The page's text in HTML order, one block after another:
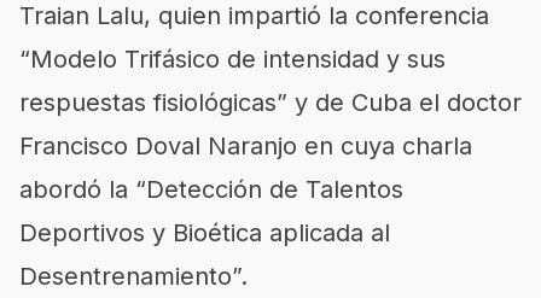
Traian Lalu, quien impartió la conferencia
“Modelo Trifásico de intensidad y sus
respuestas fisiológicas” y de Cuba el doctor
Francisco Doval Naranjo en cuya charla
abordó la “Detección de Talentos
Deportivos y Bioética aplicada al
Desentrenamiento”.